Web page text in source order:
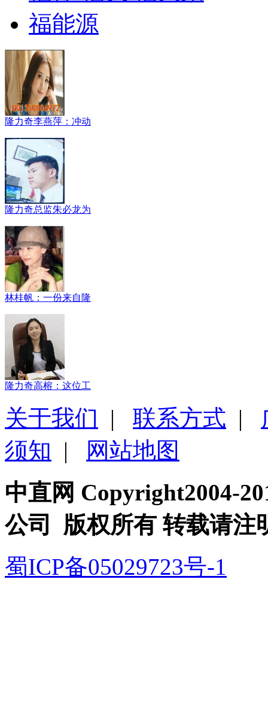
福能源
隆力奇李燕萍：冲动
隆力奇总监朱必龙为
林桂帆：一份来自隆
隆力奇高榕：这位工
关于我们 | 联系方式 |
须知 |
网站地图
中直网 Copyright2004-
公司 版权所有 转载请注
蜀ICP备05029723号-1